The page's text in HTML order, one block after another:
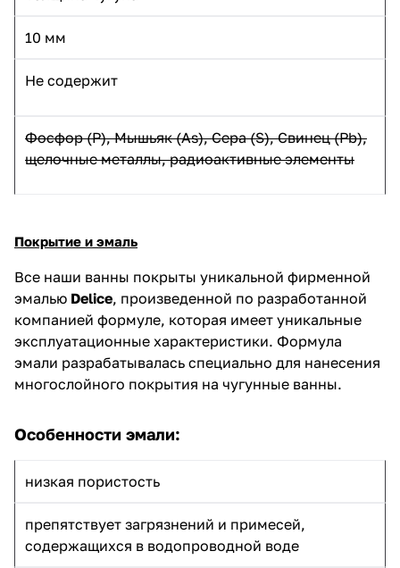
10 мм
Не содержит
Фосфор(P), Мышьяк (As), Сера (S), Свинец (Pb),
щелочные металлы, радиоактивные элементы
Покрытие и эмаль
Все наши ванны покрыты уникальной фирменной
эмалью Delice, произведенной по разработанной
компанией формуле, которая имеет уникальные
эксплуатационные характеристики. Формула
эмали разрабатывалась специально для нанесения
многослойного покрытия на чугунные ванны.
Особенности эмали:
низкая пористость
препятствует загрязнений и примесей,
содержащихся в водопроводной воде